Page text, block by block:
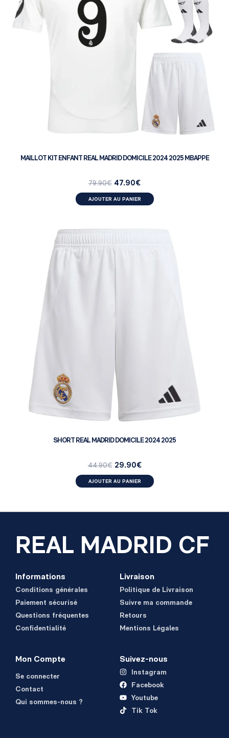
MAILLOT KIT ENFANT REAL MADRID DOMICILE 2024 2025 MBAPPE
79.90€ 47.90€
AJOUTER AU PANIER
SHORT REAL MADRID DOMICILE 2024 2025
44.90€ 29.90€
AJOUTER AU PANIER
REAL MADRID CF
Informations
Conditions générales
Paiement sécurisé
Questions fréquentes
Confidentialité
Livraison
Politique de Livraison
Suivre ma commande
Retours
Mentions Légales
Mon Compte
Se connecter
Contact
Qui sommes-nous ?
Suivez-nous
Instagram
Facebook
Youtube
Tik Tok